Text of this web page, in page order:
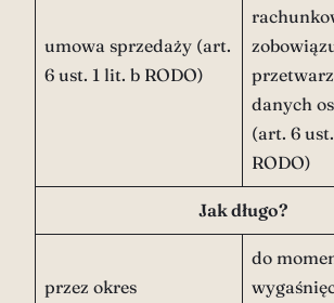
umowa sprzedaży (art.
6 ust. 1 lit. b RODO)
danych
(art. 6
RODO)
Jak długo?
przez okres
do